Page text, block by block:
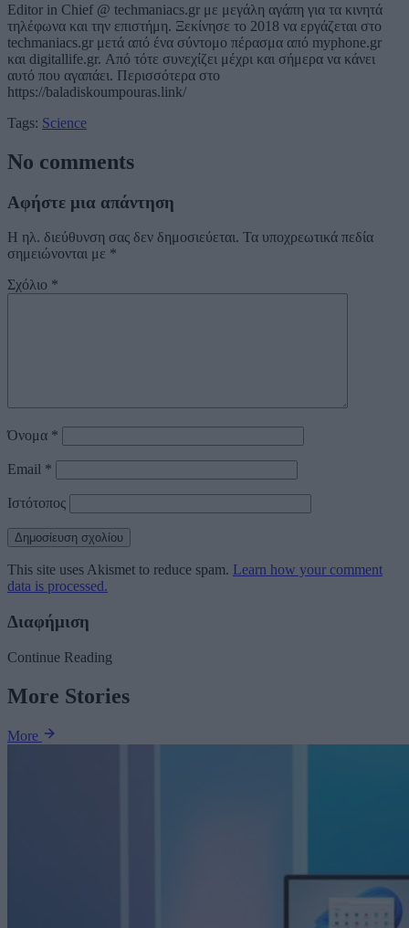
Editor in Chief @ techmaniacs.gr με μεγάλη αγάπη για τα κινητά
τηλέφωνα και την επιστήμη. Ξεκίνησε το 2018 να εργάζεται στο
techmaniacs.gr μετά από ένα σύντομο πέρασμα από myphone.gr
και digitallife.gr. Από τότε συνεχίζει μέχρι και σήμερα να κάνει
αυτό που αγαπάει. Περισσότερα στο
https://baladiskoumpouras.link/
Tags: Science
No comments
Αφήστε μια απάντηση
Η ηλ. διεύθυνση σας δεν δημοσιεύεται. Τα υποχρεωτικά πεδία
σημειώνονται με *
Σχόλιο *
Όνομα *
Email *
Ιστότοπος
This site uses Akismet to reduce spam. Learn how your comment
data is processed.
Διαφήμιση
Continue Reading
More Stories
More